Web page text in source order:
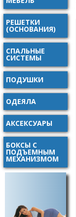
РЕШЕТКИ
(ОСНОВАНИЯ)
СПАЛЬНЫЕ
СИСТЕМЫ
ПОДУШКИ
ОДЕЯЛА
АКСЕКСУАРЫ
БОКСЫ С
ПОДЪЕМНЫМ
МЕХАНИЗМОМ